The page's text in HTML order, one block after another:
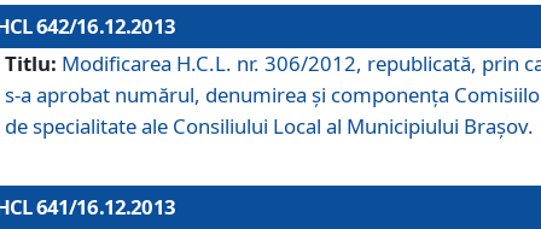
642/16.12.2013
Titlu: Modificarea H.C.L. nr. 306/2012, republicată, prin
s-a aprobat numărul, denumirea şi componenţa
de specialitate ale Consiliului Local al Municipiului Braşov.
641/16.12.2013